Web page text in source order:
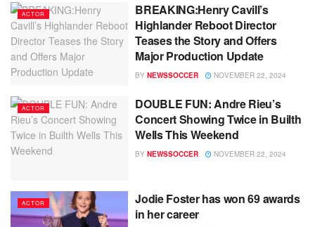
ACTOR
BREAKING:Henry Cavill’s
Highlander Reboot Director
Teases the Story and Offers
Major Production Update
BY NEWSSOCCER NOVEMBER 22, 2024
ACTOR
DOUBLE FUN: Andre Rieu’s
Concert Showing Twice in Builth
Wells This Weekend
BY NEWSSOCCER NOVEMBER 22, 2024
ACTOR
Jodie Foster has won 69 awards
in her career